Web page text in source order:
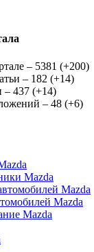
– 5381 (+200)
– 182 (+14)
– 437 (+14)
– 48 (+6)
Mazda
Mazda
Mazda
Mazda